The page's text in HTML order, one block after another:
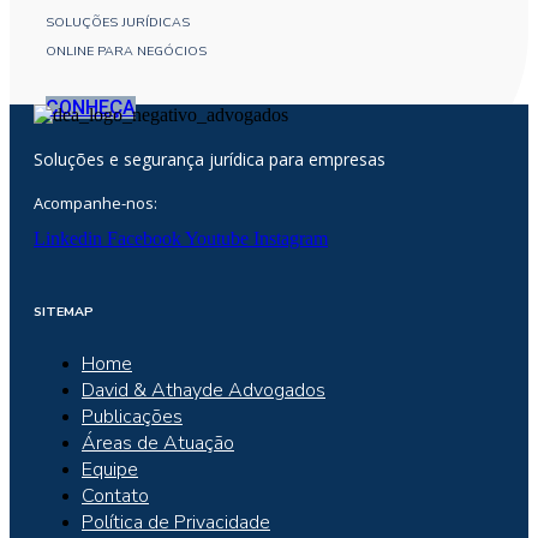
SOLUÇÕES JURÍDICAS
ONLINE PARA NEGÓCIOS
CONHEÇA
Soluções e segurança jurídica para empresas
Acompanhe-nos:
Linkedin FacebookYoutube Instagram
SITEMAP
Home
David & Athayde Advogados
Publicações
Áreas de Atuação
Equipe
Contato
Política de Privacidade